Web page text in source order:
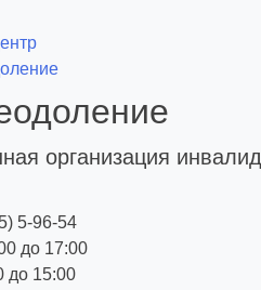
организация
5-96-54
до 17:00
до 15:00